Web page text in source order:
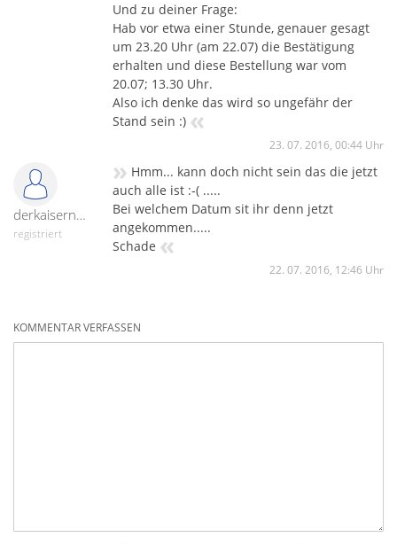
Und zu deiner Frage:
Hab vor etwa einer Stunde, genauer gesagt
um 23.20 Uhr (am 22.07) die Bestätigung
erhalten und diese Bestellung war vom
20.07; 13.30 Uhr.
Also ich denke das wird so ungefähr der
Stand sein :) «
23. 07. 2016, 00:44 Uhr
derkaisernr.1-18700
registriert
» Hmm... kann doch nicht sein das die jetzt
auch alle ist :-( .....
Bei welchem Datum sit ihr denn jetzt
angekommen.....
Schade «
22. 07. 2016, 12:46 Uhr
KOMMENTAR VERFASSEN